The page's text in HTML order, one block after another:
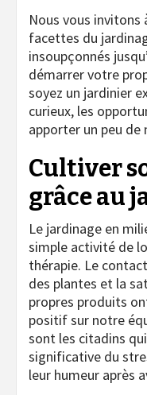
Nous vous invitons
facettes du
insoupçonnés
démarrer votre
soyez un jardinier
curieux, les
apporter un peu
Cultiver
grâce au
Le jardinage en
simple activité de
thérapie. Le
des plantes et la
propres produits
positif sur notre
sont les citadins
significative du
leur humeur après